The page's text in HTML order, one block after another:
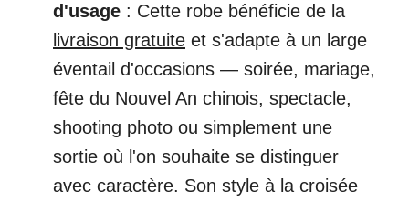
d'usage : Cette robe bénéficie de la
livraison gratuite et s'adapte à un large
éventail d'occasions — soirée, mariage,
fête du Nouvel An chinois, spectacle,
shooting photo ou simplement une
sortie où l'on souhaite se distinguer
avec caractère. Son style à la croisée